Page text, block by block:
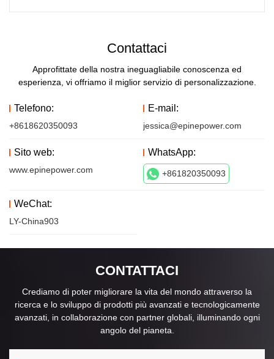
Contattaci
Approfittate della nostra ineguagliabile conoscenza ed
esperienza, vi offriamo il miglior servizio di personalizzazione.
Telefono:
+8618620350093
E-mail:
jessica@epinepower.com
Sito web:
www.epinepower.com
WhatsApp:
+861820350093
WeChat:
LY-China903
CONTATTACI
Crediamo di poter migliorare la vita del mondo attraverso la
ricerca e lo sviluppo di prodotti più avanzati e tecnologicamente
avanzati, in collaborazione con partner globali, illuminando ogni
angolo del pianeta.